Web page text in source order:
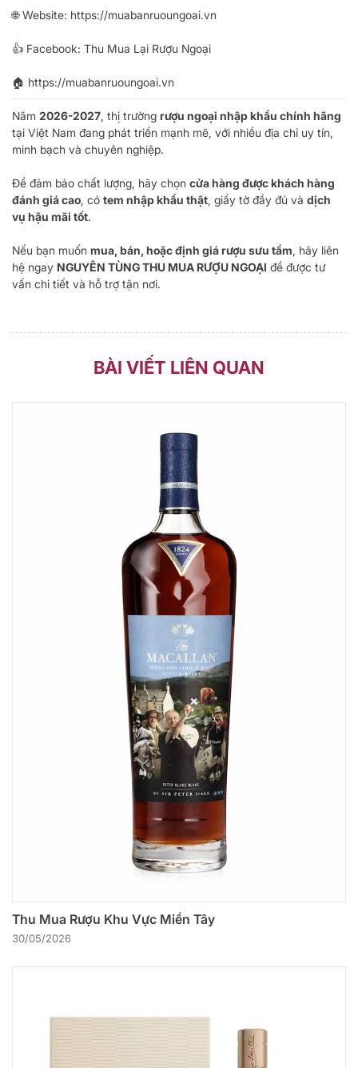
🌐 Website: https://muabanruoungoai.vn
👍 Facebook: Thu Mua Lại Rượu Ngoại
🏠 https://muabanruoungoai.vn
Năm 2026-2027, thị trường rượu ngoại nhập khẩu chính hãng
tại Việt Nam đang phát triển mạnh mẽ, với nhiều địa chỉ uy tín,
minh bạch và chuyên nghiệp.
Để đảm bảo chất lượng, hãy chọn cửa hàng được khách hàng
đánh giá cao, có tem nhập khẩu thật, giấy tờ đầy đủ và dịch
vụ hậu mãi tốt.
Nếu bạn muốn mua, bán, hoặc định giá rượu sưu tầm, hãy liên
hệ ngay NGUYÊN TÙNG THU MUA RƯỢU NGOẠI để được tư
vấn chi tiết và hỗ trợ tận nơi.
BÀI VIẾT LIÊN QUAN
Thu Mua Rượu Khu Vực Miền Tây
30/05/2026